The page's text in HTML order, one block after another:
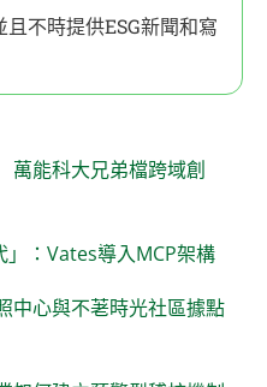
不時提供ESG新聞和寫
萬能科大兄弟檔跨域創
：Vates導入MCP架構
中心與不荖時光社區據點